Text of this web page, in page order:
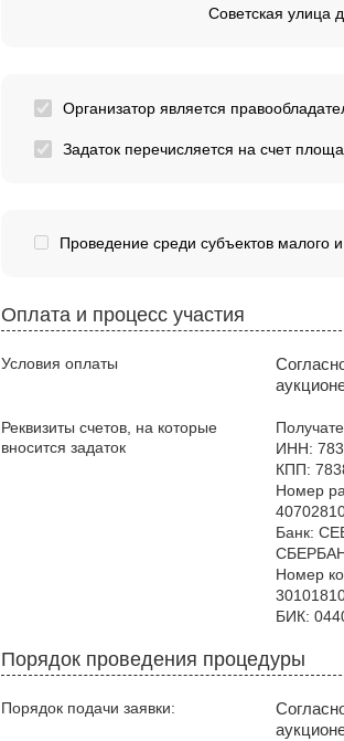
Советская улица
Организатор является
Задаток перечисляется на счет
Проведение среди субъектов малого
Оплата и процесс участия
Условия оплаты
Реквизиты счетов, на которые
вносится задаток
ИНН:
КПП:
Номер
Банк:
Номер
Порядок проведения процедуры
Порядок подачи заявки: